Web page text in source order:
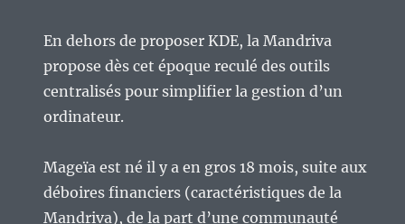
En dehors de proposer KDE, la Mandriva
propose dès cet époque reculé des outils
centralisés pour simplifier la gestion d’un
ordinateur.
Mageïa est né il y a en gros 18 mois, suite aux
déboires financiers (caractéristiques de la
Mandriva), de la part d’une communauté